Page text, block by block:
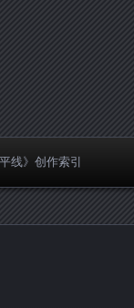
线》创作索引